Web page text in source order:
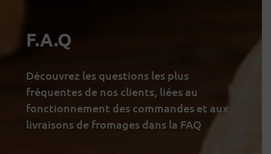
F.A.Q
Découvrez les questions les plus
fréquentes de nos clients, liées au
fonctionnement des commandes et aux
livraisons de fromages dans la FAQ